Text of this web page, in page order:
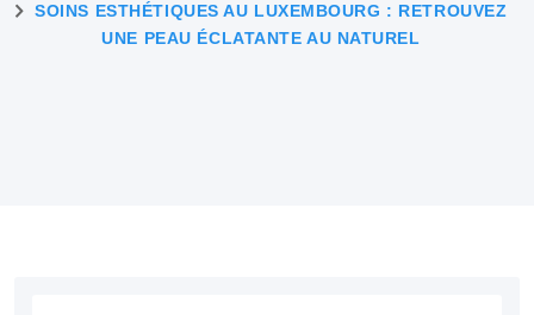
SOINS ESTHÉTIQUES AU LUXEMBOURG : RETROUVEZ
UNE PEAU ÉCLATANTE AU NATUREL